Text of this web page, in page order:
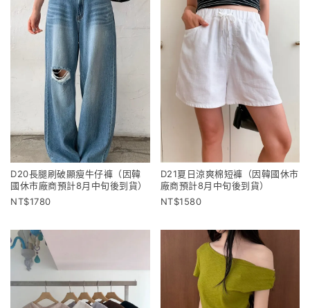
D20長腿刷破顯瘦牛仔褲（因韓
國休市廠商預計8月中旬後到貨）
1780
D21夏日涼爽棉短褲（因韓國休市
廠商預計8月中旬後到貨）
1580